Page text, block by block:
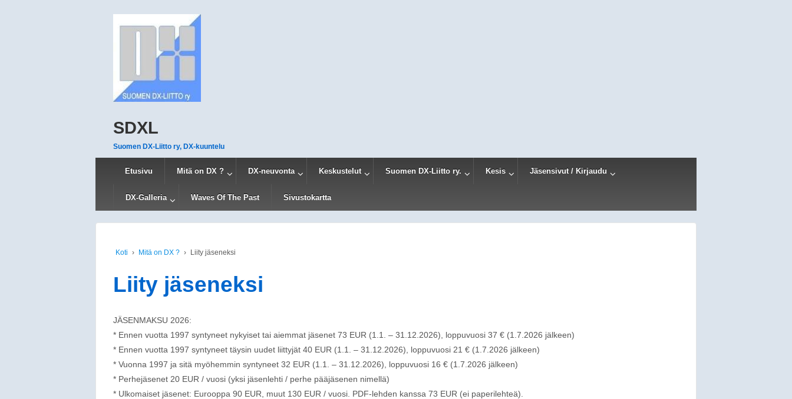
SDXL
Suomen DX-Liitto ry, DX-kuuntelu
Etusivu Mitä on DX ? DX-neuvonta Keskustelut Suomen DX-Liitto ry. Kesis Jäsensivut / Kirjaudu
DX-Galleria Waves Of The Past Sivustokartta
Koti › Mitä on DX ? › Liity jäseneksi
Liity jäseneksi
JÄSENMAKSU 2026:
* Ennen vuotta 1997 syntyneet nykyiset tai aiemmat jäsenet 73 EUR (1.1. – 31.12.2026), loppuvuosi 37 € (1.7.2026 jälkeen)
* Ennen vuotta 1997 syntyneet täysin uudet liittyjät 40 EUR (1.1. – 31.12.2026), loppuvuosi 21 € (1.7.2026 jälkeen)
* Vuonna 1997 ja sitä myöhemmin syntyneet 32 EUR (1.1. – 31.12.2026), loppuvuosi 16 € (1.7.2026 jälkeen)
* Perhejäsenet 20 EUR / vuosi (yksi jäsenlehti / perhe pääjäsenen nimellä)
* Ulkomaiset jäsenet: Eurooppa 90 EUR, muut 130 EUR / vuosi. PDF-lehden kanssa 73 EUR (ei paperilehteä).